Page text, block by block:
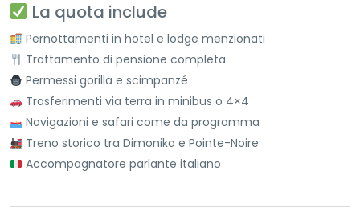
La quota include
Pernottamenti in hotel e lodge menzionati
Trattamento di pensione completa
Permessi gorilla e scimpanzé
Trasferimenti via terra in minibus o 4×4
Navigazioni e safari come da programma
Treno storico tra Dimonika e Pointe-Noire
Accompagnatore parlante italiano